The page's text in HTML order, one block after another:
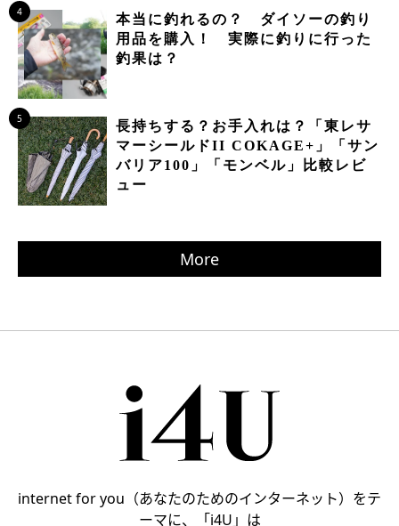
4
本当に釣れるの？ ダイソーの釣り
用品を購入！ 実際に釣りに行った
釣果は？
5
長持ちする？お手入れは？「東レサ
マーシールドII COKAGE+」「サン
バリア100」「モンベル」比較レビ
ュー
More
internet for you（あなたのためのインターネット）をテ
ーマに、「i4U」は